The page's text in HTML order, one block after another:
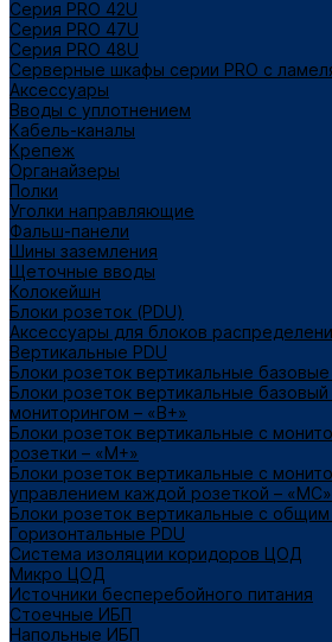
Серия PRO 42U
Серия PRO 47U
Серия PRO 48U
Серверные шкафы серии PRO с
Аксессуары
Вводы с уплотнением
Кабель-каналы
Крепеж
Органайзеры
Полки
Уголки направляющие
Фальш-панели
Шины заземления
Щеточные вводы
Колокейшн
Блоки розеток (PDU)
Аксессуары для блоков
Вертикальные PDU
Блоки розеток вертикальные базовые
Блоки розеток вертикальные
мониторингом – «В+»
Блоки розеток вертикальные с
розетки – «М+»
Блоки розеток вертикальные с
управлением каждой розеткой – «МС»
Блоки розеток вертикальные с
Горизонтальные PDU
Система изоляции коридоров ЦОД
Микро ЦОД
Источники бесперебойного питания
Стоечные ИБП
Напольные ИБП